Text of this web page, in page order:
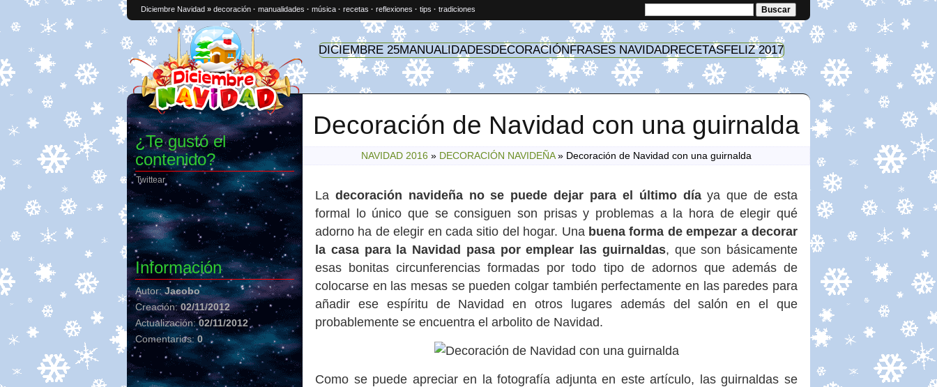
Diciembre Navidad » decoración · manualidades · música · recetas · reflexiones · tips · tradiciones
DICIEMBRE 25MANUALIDADESDECORACIÓNFRASES NAVIDADRECETASFELIZ 2017
Decoración de Navidad con una guirnalda
NAVIDAD 2016 » DECORACIÓN NAVIDEÑA» Decoración de Navidad con una guirnalda
La decoración navideña no se puede dejar para el último díaya que de esta
formal lo único que se consiguen son prisas y problemas a la hora de elegir qué
adorno ha de elegir en cada sitio del hogar. Una buena forma de empezar a decorar
la casa para la Navidad pasa por emplear las guirnaldas, que son básicamente
esas bonitas circunferencias formadas por todo tipo de adornos que además de
colocarse en las mesas se pueden colgar también perfectamente en las paredes para
añadir ese espíritu de Navidad en otros lugares además del salón en el que
probablemente se encuentra el arbolito de Navidad.
Como se puede apreciar en la fotografía adjunta en este artículo, las guirnaldas se
¿Te gustó el
contenido?
Twittear
Información
Autor:Jacobo
Creación:02/11/2012
Actualización:02/11/2012
Comentarios:0